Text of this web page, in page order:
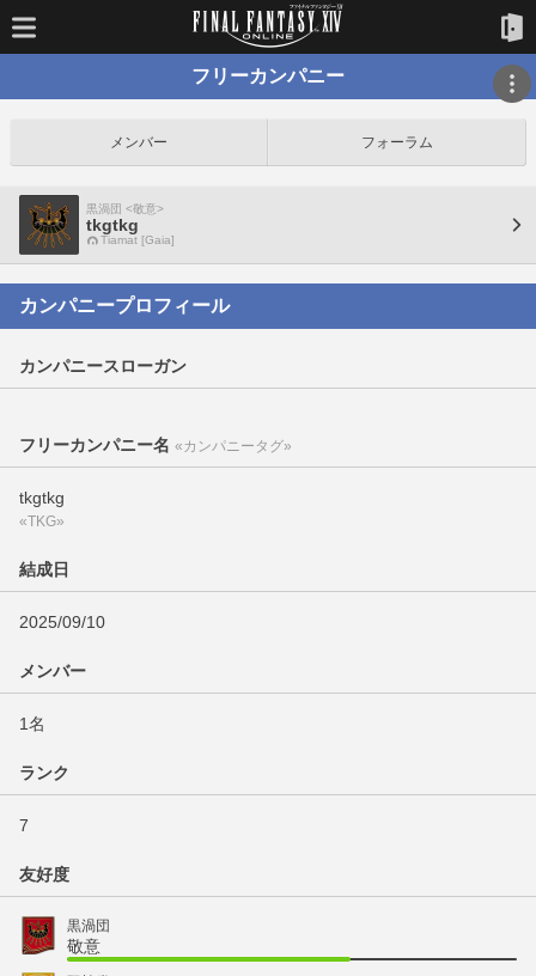
フリーカンパニー
メンバー フォーラム
黒渦団 <敬意>
tkgtkg
Tiamat [Gaia]
カンパニープロフィール
カンパニースローガン
フリーカンパニー名 «カンパニータグ»
tkgtkg
«TKG»
結成日
2025/09/10
メンバー
1名
ランク
7
友好度
黒渦団
敬意